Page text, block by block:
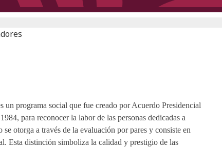
programa social que fue creado por Acuerdo Presidencial
para reconocer la labor de las personas dedicadas a
otorga a través de la evaluación por pares y consiste en
Esta distinción simboliza la calidad y prestigio de las